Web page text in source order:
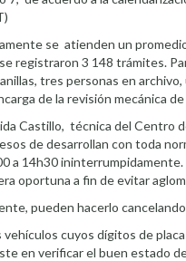
se atienden un
registraron 3 148 trámites.
tres personas en
de la revisión mecánica
Castillo, técnica del Centro
de desarrollan con toda
a 14h30
oportuna a fin de evitar
pueden hacerlo
cuyos dígitos de
en verificar el buen estado